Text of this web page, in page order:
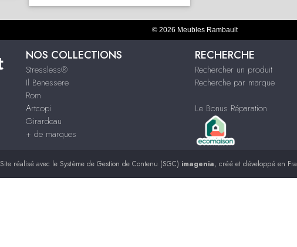
© 2026 Meubles Rambault
NOS COLLECTIONS
Stressless®
Il Benessere
Rom
Artcopi
Girardeau
+ de marques
RECHERCHE
Rechercher un produit
Recherche par marque
Le Bonus Réparation
Site réalisé avec le Système de Gestion de Contenu (SGC) imagenia, créé et développé en